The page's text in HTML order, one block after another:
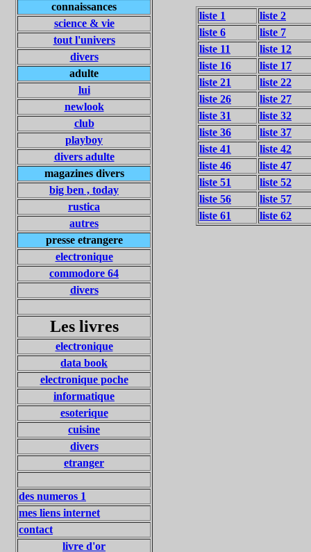
connaissances
science & vie
tout l'univers
divers
adulte
lui
newlook
club
playboy
divers adulte
magazines divers
big ben , today
rustica
autres
presse etrangere
electronique
commodore 64
divers
Les livres
electronique
data book
electronique poche
informatique
esoterique
cuisine
divers
etranger
des numeros 1
mes liens internet
contact
livre d'or
liste 1
liste 2
liste 6
liste 7
liste 11
liste 12
liste 16
liste 17
liste 21
liste 22
liste 26
liste 27
liste 31
liste 32
liste 36
liste 37
liste 41
liste 42
liste 46
liste 47
liste 51
liste 52
liste 56
liste 57
liste 61
liste 62